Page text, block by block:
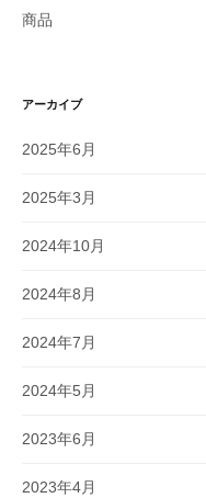
商品
アーカイブ
2025年6月
2025年3月
2024年10月
2024年8月
2024年7月
2024年5月
2023年6月
2023年4月